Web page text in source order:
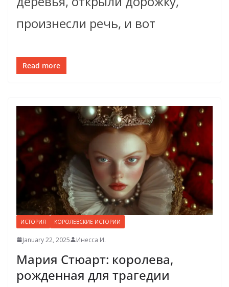
произнесли речь, и вот
Read more
ИСТОРИЯ КОРОЛЕВСКИЕ ИСТОРИИ
January 22, 2025 Инесса И.
Мария Стюарт: королева,
рожденная для трагедии